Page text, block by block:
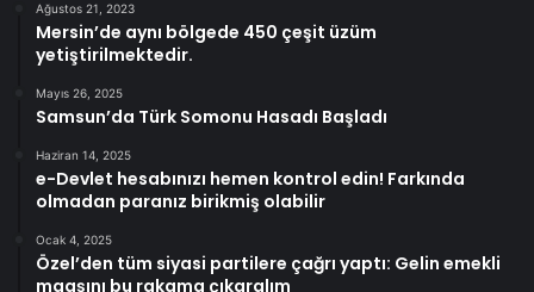
Ağustos 21, 2023
Mersin’de aynı bölgede 450 çeşit üzüm
yetiştirilmektedir.
Mayıs 26, 2025
Samsun’da Türk Somonu Hasadı Başladı
Haziran 14, 2025
e-Devlet hesabınızı hemen kontrol edin! Farkında
olmadan paranız birikmiş olabilir
Ocak 4, 2025
Özel’den tüm siyasi partilere çağrı yaptı: Gelin emekli
maaşını bu rakama çıkaralım